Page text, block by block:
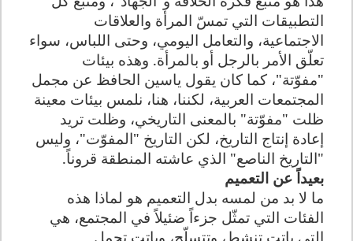
التطبيقات التي تمسّ المرأة والعلاقات
الاجتماعية، والتعامل اليومي، وحتى اللباس، سواء
تعلّق الأمر بالرجل أو بالمرأة. وهذه بيئات
"مفوّتة"، كما كان يقول ياسين الحافظ عن مجمل
المجتمعات العربية، لكننا، هنا، نلمس بيئات معينة
ظلت "مفوّتة" بالمعنى التاريخي، وظلت تريد
إعادة إنتاج التاريخ، لكن التاريخ "المفوّت"، وليس
"التاريخ الناصع" الذي عاشته المنطقة قروناً.
بعيداً عن التعميم
ما لا بد من لمسه بدل التعميم هو لماذا هذه
الفئات التي تمثّل جزءاً ضئيلاً في المجتمع، هي
التي باتت تنشط، وتتسلّح، وباتت تحمل